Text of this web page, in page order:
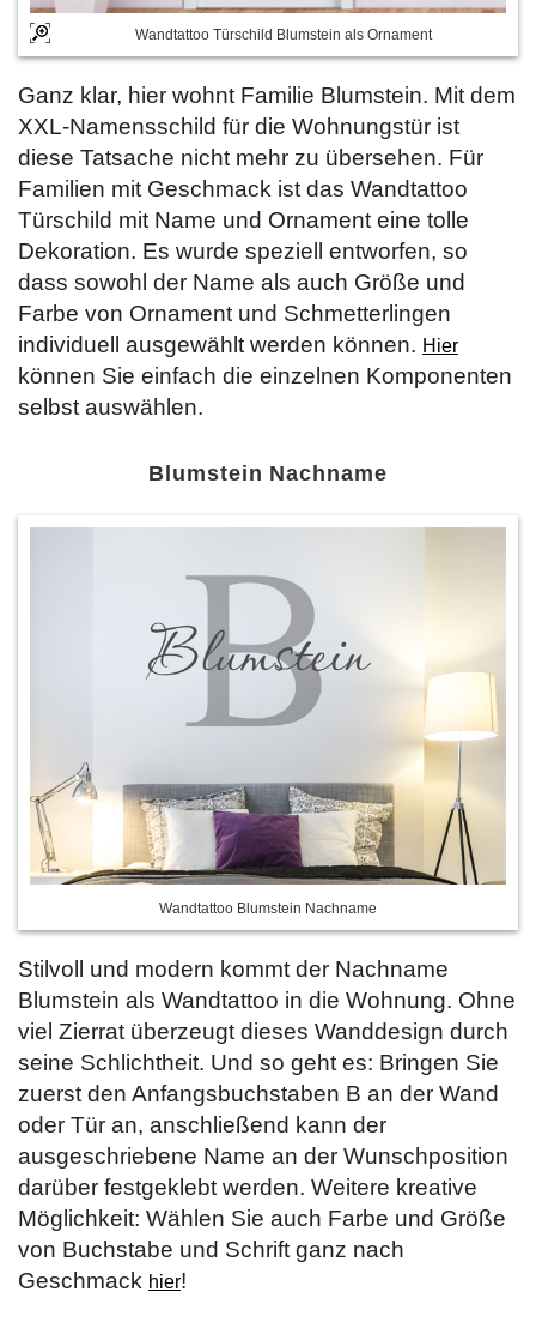
Wandtattoo Türschild Blumstein als Ornament
Ganz klar, hier wohnt Familie Blumstein. Mit dem
XXL-Namensschild für die Wohnungstür ist
diese Tatsache nicht mehr zu übersehen. Für
Familien mit Geschmack ist das Wandtattoo
Türschild mit Name und Ornament eine tolle
Dekoration. Es wurde speziell entworfen, so
dass sowohl der Name als auch Größe und
Farbe von Ornament und Schmetterlingen
individuell ausgewählt werden können. Hier
können Sie einfach die einzelnen Komponenten
selbst auswählen.
Blumstein Nachname
Wandtattoo Blumstein Nachname
Stilvoll und modern kommt der Nachname
Blumstein als Wandtattoo in die Wohnung. Ohne
viel Zierrat überzeugt dieses Wanddesign durch
seine Schlichtheit. Und so geht es: Bringen Sie
zuerst den Anfangsbuchstaben B an der Wand
oder Tür an, anschließend kann der
ausgeschriebene Name an der Wunschposition
darüber festgeklebt werden. Weitere kreative
Möglichkeit: Wählen Sie auch Farbe und Größe
von Buchstabe und Schrift ganz nach
Geschmack hier!